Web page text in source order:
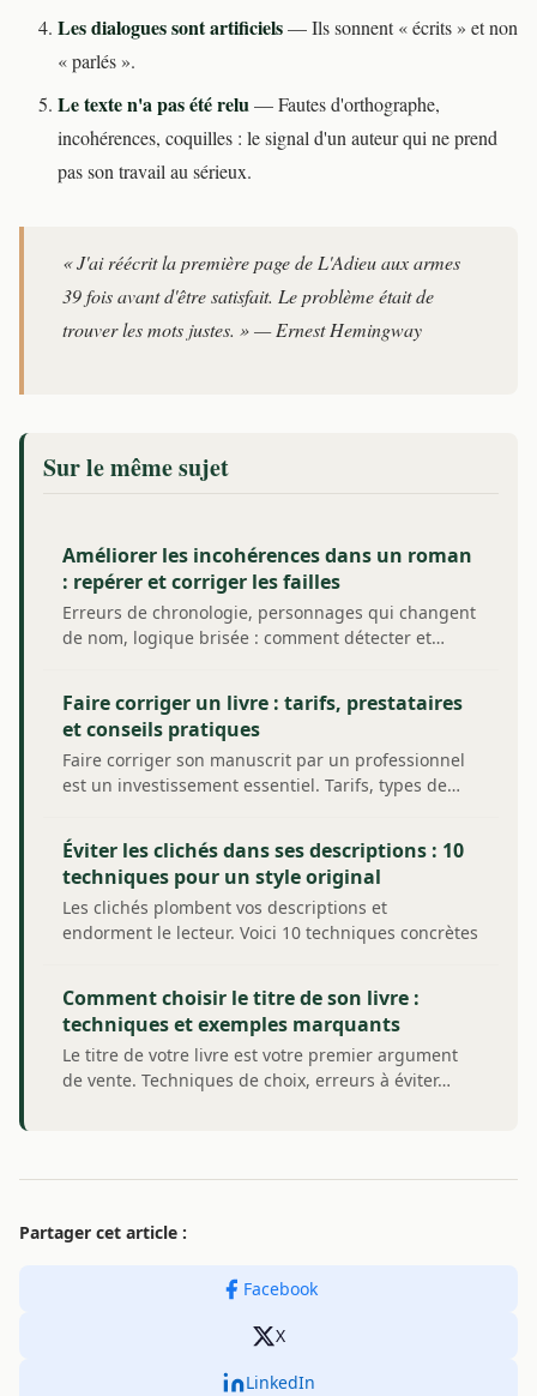
Les dialogues sont artificiels— Ils sonnent « écrits » et non
« parlés ».
Le texte n'a pas été relu— Fautes d'orthographe,
incohérences, coquilles : le signal d'un auteur qui ne prend
pas son travail au sérieux.
« J'ai réécrit la première page de L'Adieu aux armes
39 fois avant d'être satisfait. Le problème était de
trouver les mots justes. » — Ernest Hemingway
Sur le même sujet
Améliorer les incohérences dans un roman
: repérer et corriger les failles
Erreurs de chronologie, personnages qui changent
de nom, logique brisée : comment détecter et…
Faire corriger un livre : tarifs, prestataires
et conseils pratiques
Faire corriger son manuscrit par un professionnel
est un investissement essentiel. Tarifs, types de…
Éviter les clichés dans ses descriptions : 10
techniques pour un style original
Les clichés plombent vos descriptions et
endorment le lecteur. Voici 10 techniques concrètes
Comment choisir le titre de son livre :
techniques et exemples marquants
Le titre de votre livre est votre premier argument
de vente. Techniques de choix, erreurs à éviter…
Partager cet article :
Facebook
X
LinkedIn